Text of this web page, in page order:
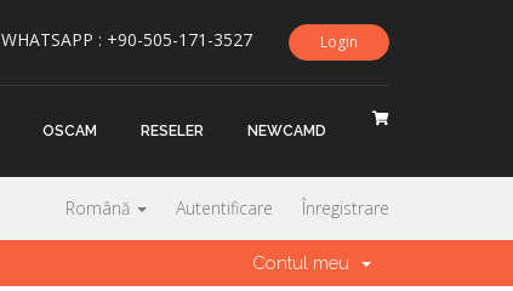
Login
WHATSAPP : +90-505-171-3527
OSCAM RESELER NEWCAMD
Română Autentificare Înregistrare
Contul meu